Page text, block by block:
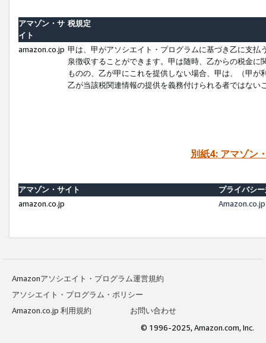
アマゾン・サ
イト
税規定
amazon.co.jp 甲は、甲がアソシエイト・プログラムに基づき乙に支
泉徴収することができます。甲は随時、乙からの税金
ものの、乙が甲にこれを提供しない場合、甲は、（甲
乙が当該税関連情報の提供を義務付けられる者ではな
別紙4: アマゾン
アマゾン・サイト
プライバシ
amazon.co.jp
Amazonアソシエイト・プログラム運営規約
アソシエイト・プログラム・ポリシー
Amazon.co.jp 利用規約
お問い合わせ
© 1996-2025, Amazon.com, Inc.